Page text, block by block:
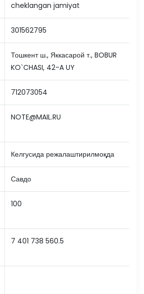
cheklangan jamiyat
301562795
Тошкент ш., Яккасарой т., BOBUR
KO`CHASI, 42-A UY
712073054
NOTE@MAIL.RU
Келгусида режалаштирилмоқда
Савдо
100
7 401 738 560.5